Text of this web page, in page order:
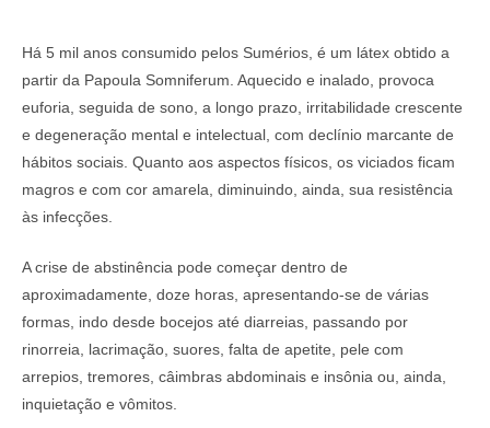
Há 5 mil anos consumido pelos Sumérios, é um látex obtido a
partir da Papoula Somniferum. Aquecido e inalado, provoca
euforia, seguida de sono, a longo prazo, irritabilidade crescente
e degeneração mental e intelectual, com declínio marcante de
hábitos sociais. Quanto aos aspectos físicos, os viciados ficam
magros e com cor amarela, diminuindo, ainda, sua resistência
às infecções.
A crise de abstinência pode começar dentro de
aproximadamente, doze horas, apresentando-se de várias
formas, indo desde bocejos até diarreias, passando por
rinorreia, lacrimação, suores, falta de apetite, pele com
arrepios, tremores, câimbras abdominais e insônia ou, ainda,
inquietação e vômitos.